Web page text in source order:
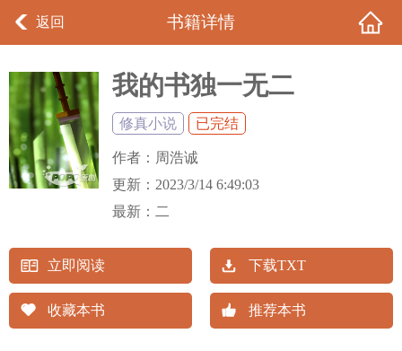
返回 书籍详情
我的书独一无二
修真小说 已完结
作者： 周浩诚
更新： 2023/3/14 6:49:03
最新： 二
立即阅读 下载TXT
收藏本书 推荐本书